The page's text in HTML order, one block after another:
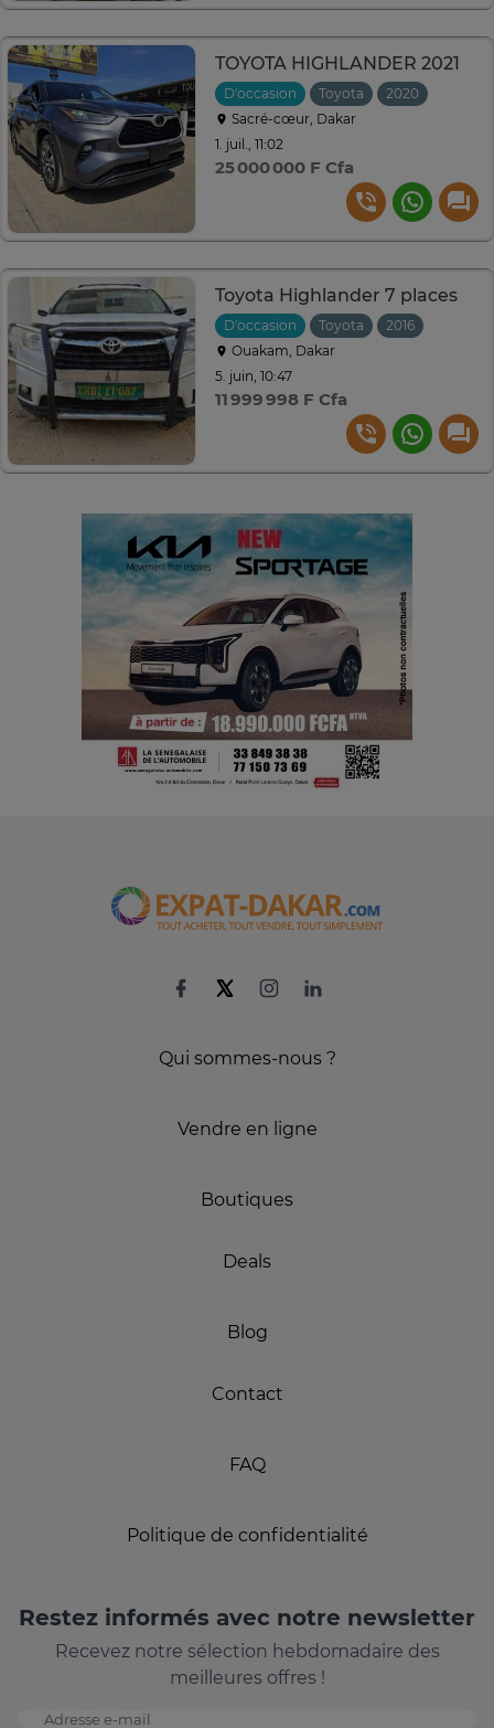
TOYOTA HIGHLANDER 2021
D'occasion Toyota 2020
Sacré-cœur, Dakar
1. juil., 11:02
25 000 000 F Cfa
Toyota Highlander 7 places
D'occasion Toyota 2016
Ouakam, Dakar
5. juin, 10:47
11 999 998 F Cfa
Qui sommes-nous ?
Vendre en ligne
Boutiques
Deals
Blog
Contact
FAQ
Politique de confidentialité
Restez informés avec notre newsletter
Recevez notre sélection hebdomadaire des
meilleures offres !
Adresse e-mail